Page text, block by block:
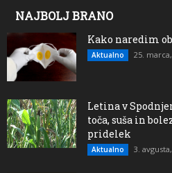
NAJBOLJ BRANO
Kako naredim
Aktualno 25.
Letina v
toča, suša in
pridelek
Aktualno 3.